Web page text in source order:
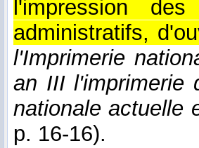
l'impression
administratifs,
l'Imprimerie
an III l'imprimerie
nationale actuelle
p. 16-16).